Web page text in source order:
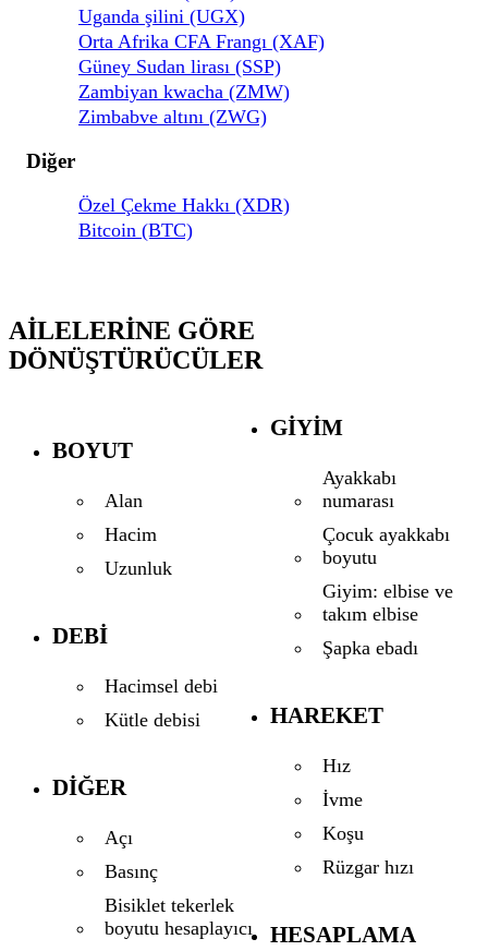
Uganda şilini (UGX)
Orta Afrika CFA Frangı (XAF)
Güney Sudan lirası (SSP)
Zambiyan kwacha (ZMW)
Zimbabve altını (ZWG)
Diğer
Özel Çekme Hakkı (XDR)
Bitcoin (BTC)
AILELERINE GÖRE
DÖNÜŞTÜRÜCÜLER
BOYUT
Alan
Hacim
Uzunluk
DEBI
Hacimsel debi
Kütle debisi
DIĞER
Açı
Basınç
Bisiklet tekerlek
boyutu hesaplayıcı
GIYIM
Ayakkabı
numarası
Çocuk ayakkabı
boyutu
Giyim: elbise ve
takım elbise
Şapka ebadı
HAREKET
Hız
İvme
Koşu
Rüzgar hızı
HESAPLAMA